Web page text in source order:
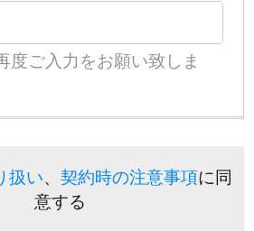
度ご入力をお願い致しま
扱い、 契約時の注意事項に同
意する